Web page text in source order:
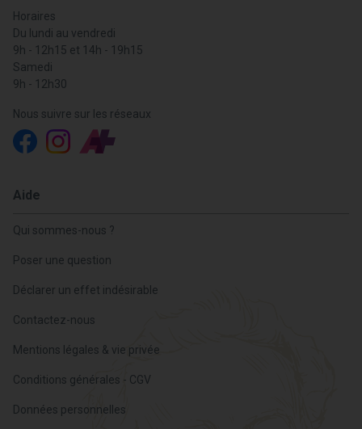
Horaires
Du lundi au vendredi
9h - 12h15 et 14h - 19h15
Samedi
9h - 12h30
Nous suivre sur les réseaux
Aide
Qui sommes-nous ?
Poser une question
Déclarer un effet indésirable
Contactez-nous
Mentions légales & vie privée
Conditions générales - CGV
Données personnelles